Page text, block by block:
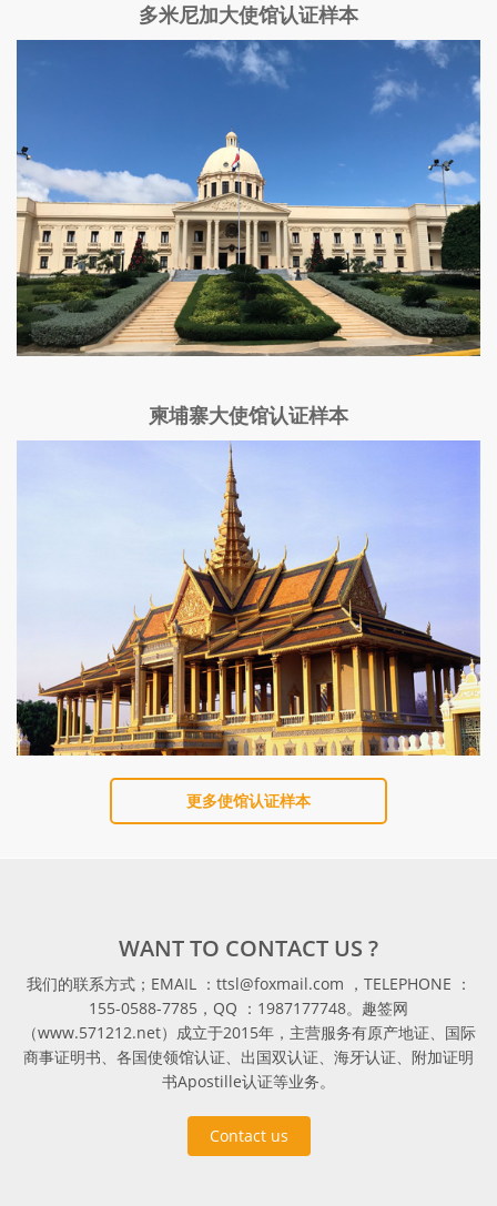
多米尼加大使馆认证样本
柬埔寨大使馆认证样本
更多使馆认证样本
WANT TO CONTACT US ?
我们的联系方式；EMAIL ：ttsl@foxmail.com ，TELEPHONE ：
155-0588-7785，QQ ：1987177748。趣签网
（www.571212.net）成立于2015年，主营服务有原产地证、国际
商事证明书、各国使领馆认证、出国双认证、海牙认证、附加证明
书Apostille认证等业务。
Contact us